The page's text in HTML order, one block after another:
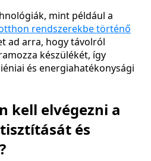
mint például a
rendszerekbe történő
ad arra, hogy távolról
készülékét, így
és energiahatékonysági
kell elvégezni a
és